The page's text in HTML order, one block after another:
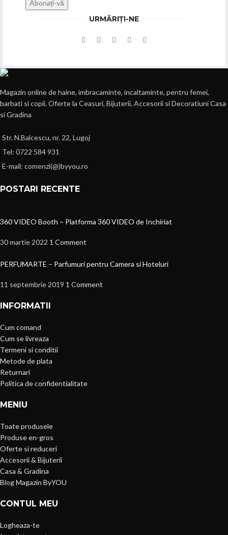
URMĂRIȚI-NE
Magazin online de haine, imbracaminte, incaltaminte, pentru femei,
barbati si copii. Oferte la Ceasuri, Bijuterii, Accesorii si Decoratiuni Casa
si Gradina
Str. N.Balcescu, nr. 22, Lugoj
Tel: 0722 584 931
E-mail: comenzi(@)byyou.ro
POSTARI RECENTE
360 VIDEO Booth – Platforma 360 VIDEO de Inchiriat
30 martie 2022 1 Comment
PERFUMARTE – Parfumuri pentru Camera si Hoteluri
11 septembrie 2019 1 Comment
INFORMATII
Cum comand
Cum se livreaza
Termeni si conditii
Metode de plata
Returnari
Politica de confidentialitate
MENIU
Toate produsele
Produse en-gros
Oferte si reduceri
Accesorii & Bijuterii
Casa & Gradina
Blog Magazin ByYOU
CONTUL MEU
Logheaza-te